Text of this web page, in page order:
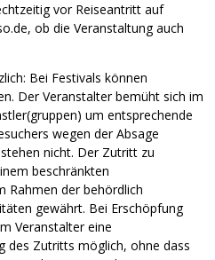
vor Reiseantritt auf
ob die Veranstaltung auch
Bei Festivals können
Der Veranstalter bemüht sich im
um entsprechende
wegen der Absage
nicht. Der Zutritt zu
beschränkten
Rahmen der behördlich
gewährt. Bei Erschöpfung
Veranstalter eine
des Zutritts möglich, ohne dass